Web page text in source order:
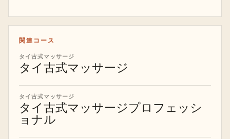
関連コース
タイ古式マッサージ
タイ古式マッサージ
タイ古式マッサージ
タイ古式マッサージプロフェッシ
ョナル